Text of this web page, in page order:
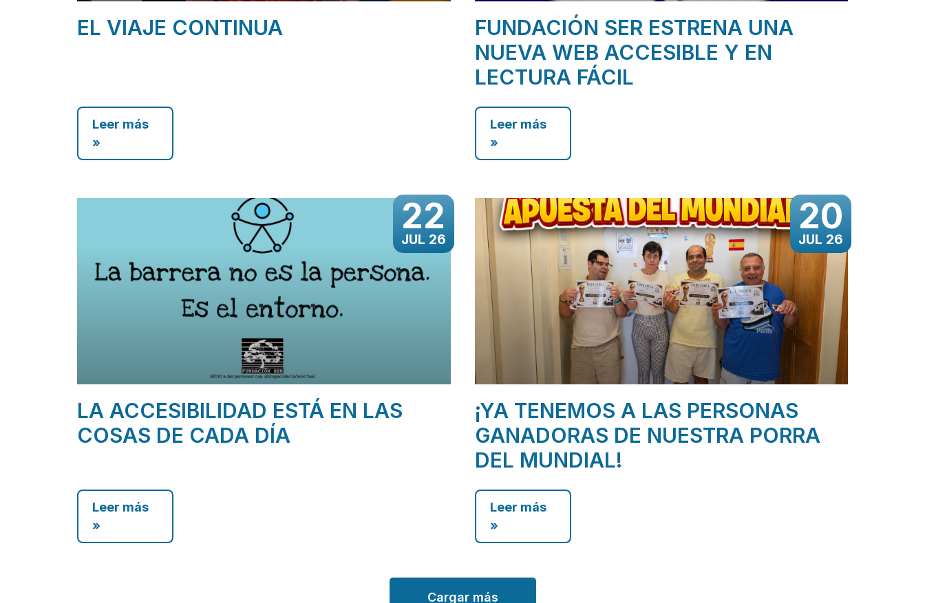
EL VIAJE CONTINUA
Leer más
»
FUNDACIÓN SER ESTRENA UNA
NUEVA WEB ACCESIBLE Y EN
LECTURA FÁCIL
Leer más
»
22
JUL 26
LA ACCESIBILIDAD ESTÁ EN LAS
COSAS DE CADA DÍA
Leer más
»
20
JUL 26
¡YA TENEMOS A LAS PERSONAS
GANADORAS DE NUESTRA PORRA
DEL MUNDIAL!
Leer más
»
Cargar más